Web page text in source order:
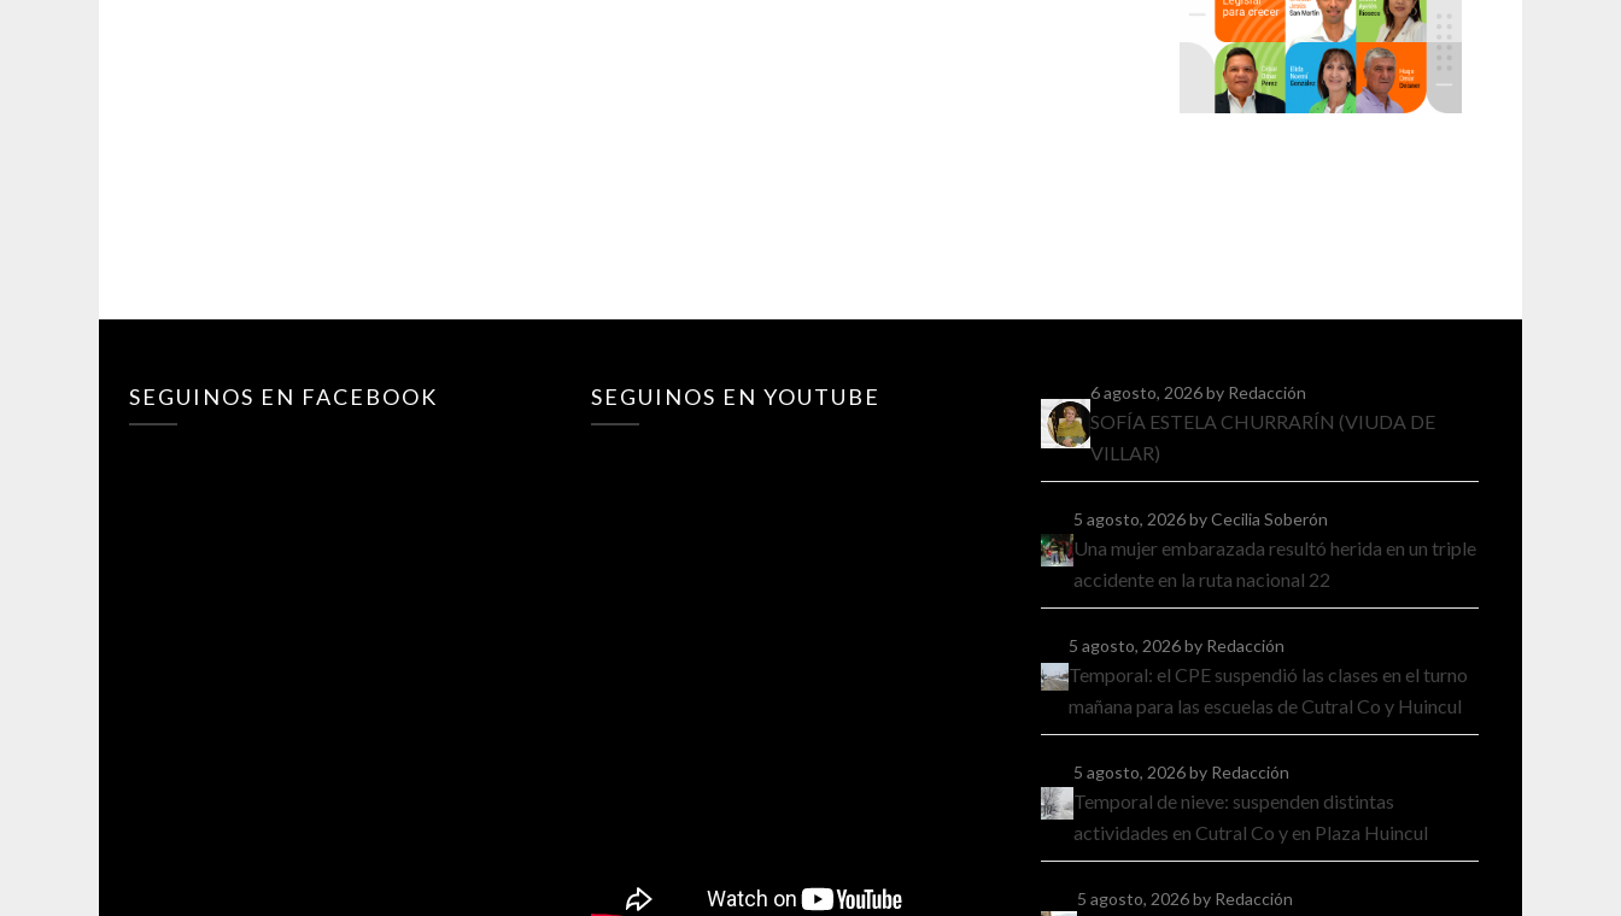
SEGUINOS EN FACEBOOK SEGUINOS EN YOUTUBE 6 agosto, 2026by Redacción
SOFÍA ESTELA CHURRARÍN (VIUDA DE
VILLAR)
5 agosto, 2026by Cecilia Soberón
Una mujer embarazada resultó herida en un triple
accidente en la ruta nacional 22
5 agosto, 2026by Redacción
Temporal: el CPE suspendió las clases en el turno
mañana para las escuelas de Cutral Co y Huincul
5 agosto, 2026by Redacción
Temporal de nieve: suspenden distintas
actividades en Cutral Co y en Plaza Huincul
5 agosto, 2026by Redacción